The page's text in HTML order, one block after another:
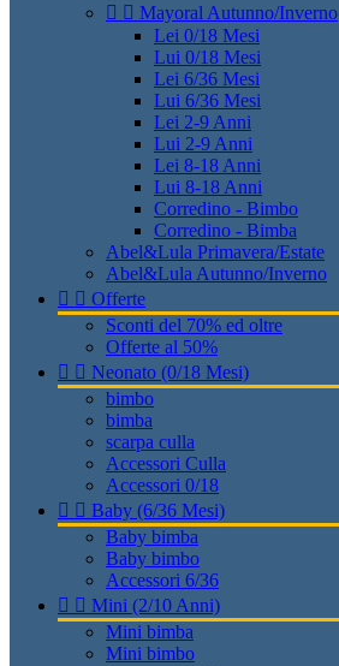
  Mayoral Autunno/Inverno
Lei 0/18 Mesi
Lui 0/18 Mesi
Lei 6/36 Mesi
Lui 6/36 Mesi
Lei 2-9 Anni
Lui 2-9 Anni
Lei 8-18 Anni
Lui 8-18 Anni
Corredino - Bimbo
Corredino - Bimba
Abel&Lula Primavera/Estate
Abel&Lula Autunno/Inverno
  Offerte
Sconti del 70% ed oltre
Offerte al 50%
  Neonato (0/18 Mesi)
bimbo
bimba
scarpa culla
Accessori Culla
Accessori 0/18
  Baby (6/36 Mesi)
Baby bimba
Baby bimbo
Accessori 6/36
  Mini (2/10 Anni)
Mini bimba
Mini bimbo